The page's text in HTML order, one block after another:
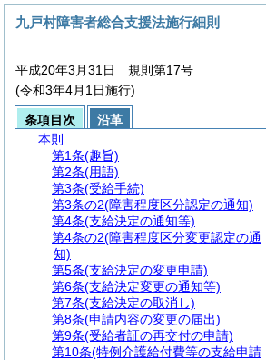
九戸村障害者総合支援法施行細則
平成20年3月31日 規則第17号
(令和3年4月1日施行)
条項目次
沿革
本則
第1条(趣旨)
第2条(用語)
第3条(受給手続)
第3条の2(障害程度区分認定の通知)
第4条(支給決定の通知等)
第4条の2(障害程度区分変更認定の通
知)
第5条(支給決定の変更申請)
第6条(支給決定変更の通知等)
第7条(支給決定の取消し)
第8条(申請内容の変更の届出)
第9条(受給者証の再交付の申請)
第10条(特例介護給付費等の支給申請